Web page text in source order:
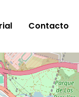
Contacto